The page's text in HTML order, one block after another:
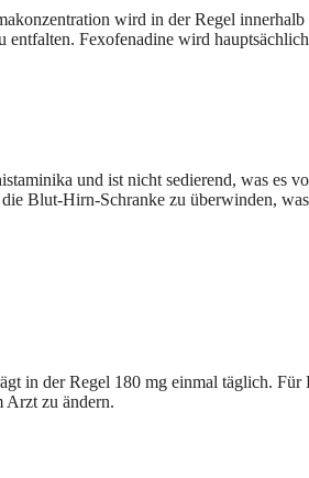
wird in der Regel
Fexofenadine wird
und ist nicht sedierend, was es
Blut-Hirn-Schranke zu überwinden,
in der Regel 180 mg einmal täglich.
Arzt zu ändern.